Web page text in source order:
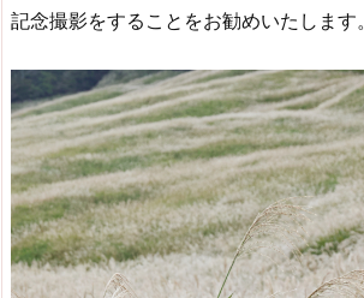
記念撮影をすることをお勧めいたします。